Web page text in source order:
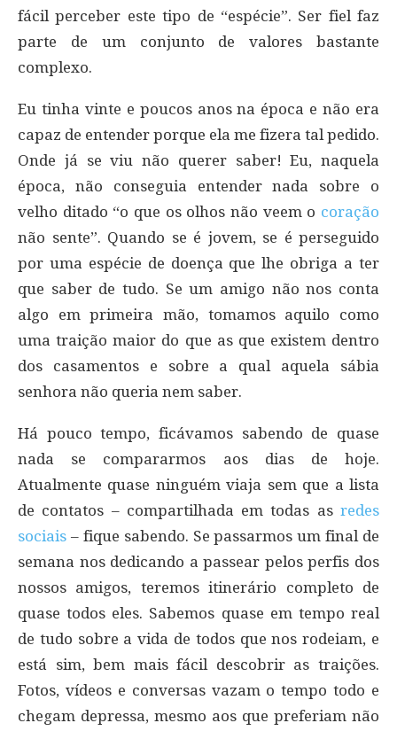
fácil perceber este tipo de “espécie”. Ser fiel faz
parte de um conjunto de valores bastante
complexo.
Eu tinha vinte e poucos anos na época e não era
capaz de entender porque ela me fizera tal pedido.
Onde já se viu não querer saber! Eu, naquela
época, não conseguia entender nada sobre o
velho ditado “o que os olhos não veem o coração
não sente”. Quando se é jovem, se é perseguido
por uma espécie de doença que lhe obriga a ter
que saber de tudo. Se um amigo não nos conta
algo em primeira mão, tomamos aquilo como
uma traição maior do que as que existem dentro
dos casamentos e sobre a qual aquela sábia
senhora não queria nem saber.
Há pouco tempo, ficávamos sabendo de quase
nada se compararmos aos dias de hoje.
Atualmente quase ninguém viaja sem que a lista
de contatos – compartilhada em todas as redes
sociais – fique sabendo. Se passarmos um final de
semana nos dedicando a passear pelos perfis dos
nossos amigos, teremos itinerário completo de
quase todos eles. Sabemos quase em tempo real
de tudo sobre a vida de todos que nos rodeiam, e
está sim, bem mais fácil descobrir as traições.
Fotos, vídeos e conversas vazam o tempo todo e
chegam depressa, mesmo aos que preferiam não